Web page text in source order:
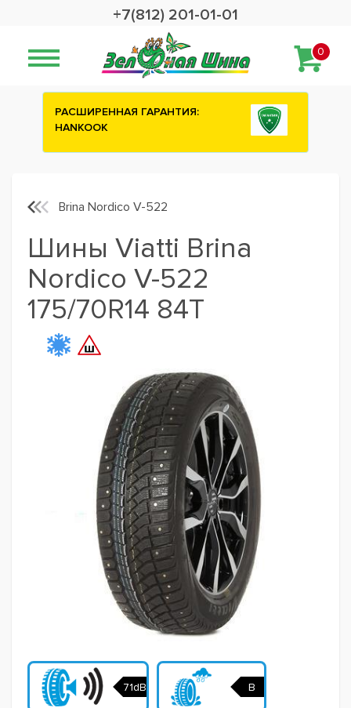
+7(812) 201-01-01
0
Сashback 2500 рублей на зимние
Brina Nordico V-522
Шины Viatti Brina
Nordico V-522
175/70R14 84T
71dB B